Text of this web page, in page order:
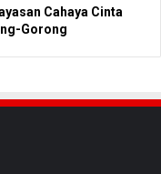
Cahaya Cinta
Gorong